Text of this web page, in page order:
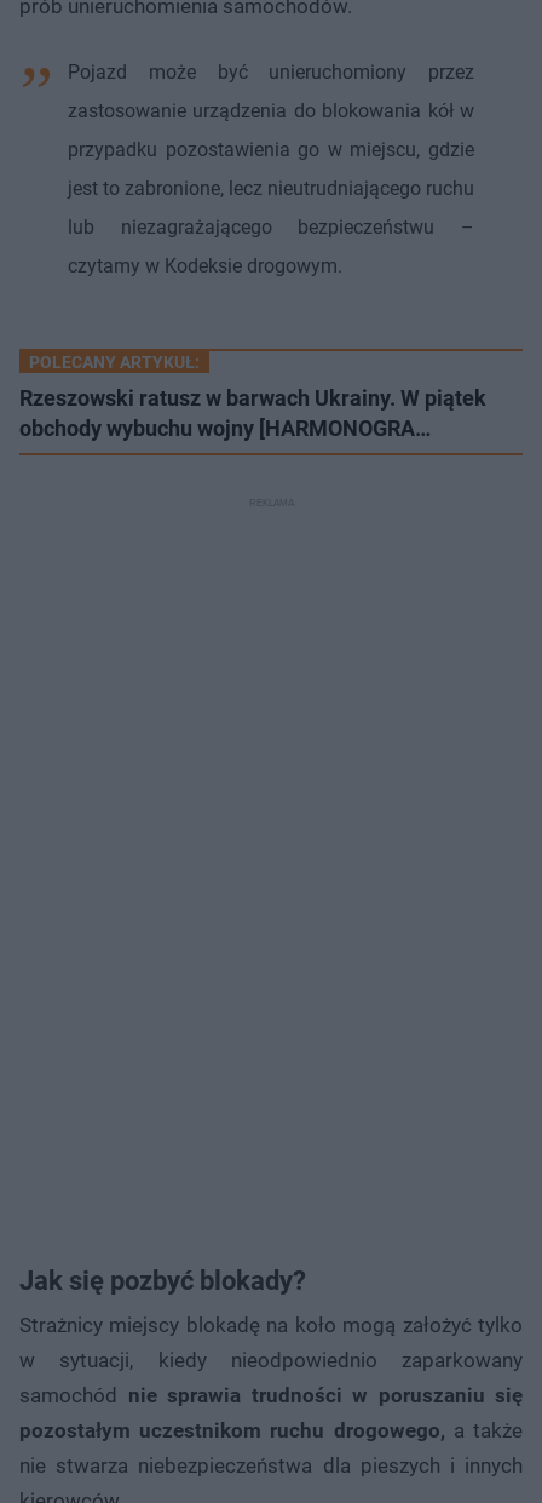
prób unieruchomienia samochodów.
Pojazd może być unieruchomiony przez
zastosowanie urządzenia do blokowania kół w
przypadku pozostawienia go w miejscu, gdzie
jest to zabronione, lecz nieutrudniającego ruchu
lub niezagrażającego bezpieczeństwu –
czytamy w Kodeksie drogowym.
POLECANY ARTYKUŁ:
Rzeszowski ratusz w barwach Ukrainy. W piątek
obchody wybuchu wojny [HARMONOGRA…
Jak się pozbyć blokady?
Strażnicy miejscy blokadę na koło mogą założyć tylko
w sytuacji, kiedy nieodpowiednio zaparkowany
samochód nie sprawia trudności w poruszaniu się
pozostałym uczestnikom ruchu drogowego, a także
nie stwarza niebezpieczeństwa dla pieszych i innych